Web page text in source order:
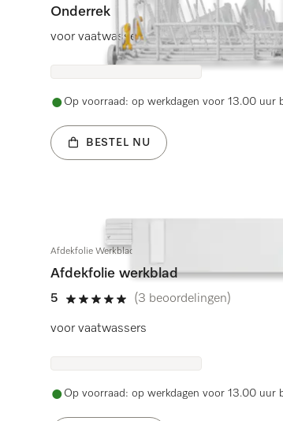
Onderrek
voor vaatwassers
Op voorraad: op werkdagen voor 13.00 uur
BESTEL NU
Afdekfolie Werkblad
Afdekfolie werkblad
5
5 sterren op 5
(3 beoordelingen)
voor vaatwassers
Op voorraad: op werkdagen voor 13.00 uur